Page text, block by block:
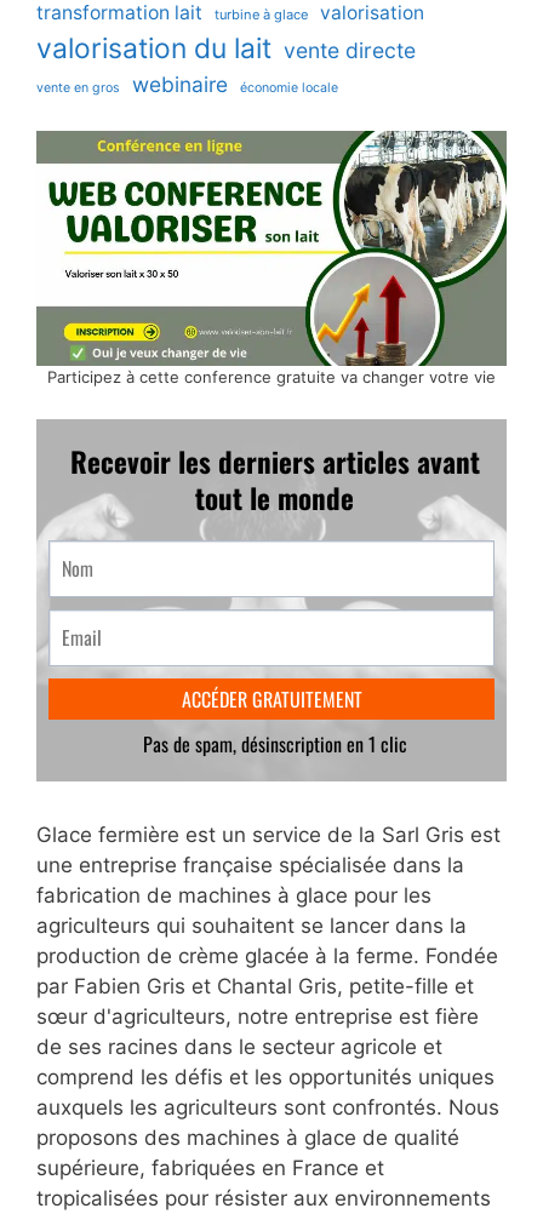
transformation lait turbine à glace valorisation
valorisation du lait vente directe
vente en gros webinaire économie locale
Participez à cette conference gratuite va changer votre vie
Glace fermière est un service de la Sarl Gris est
une entreprise française spécialisée dans la
fabrication de machines à glace pour les
agriculteurs qui souhaitent se lancer dans la
production de crème glacée à la ferme. Fondée
par Fabien Gris et Chantal Gris, petite-fille et
sœur d'agriculteurs, notre entreprise est fière
de ses racines dans le secteur agricole et
comprend les défis et les opportunités uniques
auxquels les agriculteurs sont confrontés. Nous
proposons des machines à glace de qualité
supérieure, fabriquées en France et
tropicalisées pour résister aux environnements